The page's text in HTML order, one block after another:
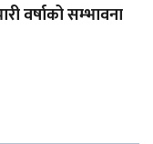
वर्षाको सम्भावना